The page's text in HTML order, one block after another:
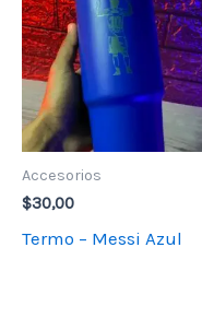
Accesorios
$30,00
Termo – Messi Azul